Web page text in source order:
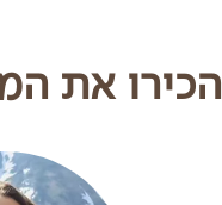
הכירו את